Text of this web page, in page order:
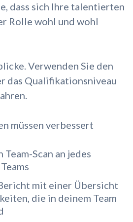
dass sich Ihre talentierten
Rolle wohl und wohl
Verwenden Sie den
das Qualifikationsniveau
müssen verbessert
Team-Scan an jedes
mit einer Übersicht
die in deinem Team